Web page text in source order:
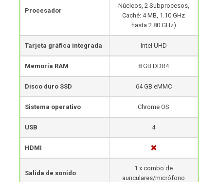
Procesador
Núcleos, 2 Subprocesos,
Caché: 4 MB, 1.10 GHz
hasta 2.80 GHz)
Tarjeta gráfica integrada Intel UHD
Memoria RAM 8 GB DDR4
Disco duro SSD 64 GB eMMC
Sistema operativo Chrome OS
USB 4
HDMI
Salida de sonido
1 x combo de
auriculares/micrófono